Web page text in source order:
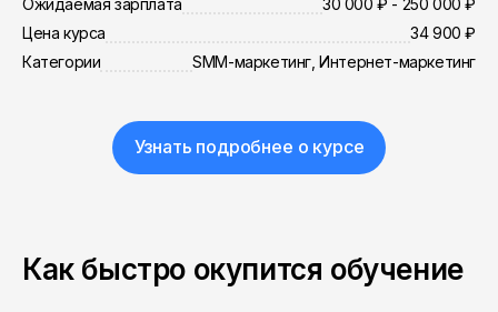
Ожидаемая зарплата
30 000 ₽ - 250 000 ₽
Цена курса
34 900 ₽
Категории
SMM-маркетинг, Интернет-маркетинг
Узнать подробнее о курсе
Как быстро окупится обучение